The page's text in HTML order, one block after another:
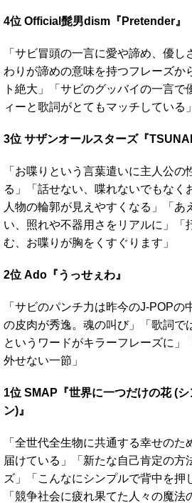
4位 Official髭男dism『Pretender』
「サビ冒頭の一言に愛や諦め、優
わりが諦めの意味を持つフレーズか
ト絶大」「サビのグッバイの一言
ィーと歌詞がとてもマッチしている」
3位 サザンオールスターズ『
「お喋りという言葉遣いに主人公
る」「話せない、喋れないでもなく
人物の輪郭が見えやすくなる」「あ
い、照れや不器用さをリアルに」「
む、お喋りが胸をくすぐります」
2位 Ado『うっせぇわ』
「サビのパンチ力は昨今のJ-POP
の皮肉が秀逸。魂の叫び」「歌詞で
というワードがキラーフレーズに」
外せない一節」
1位 SMAP『世界に一つだけの花 (
ン)』
「全世代全生物に共通する幸せの
届けている」「新たな自己肯定の方
ズ」「こんなにシンプルで背中を押
「競争社会に疲れ果てた人々の魔法